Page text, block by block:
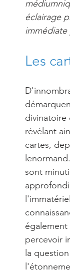
éclairage
Les
divinatoire
révélant
cartes,
sont
percevoir
la